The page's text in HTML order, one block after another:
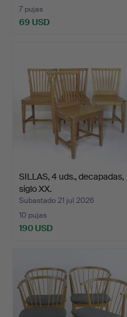
7 pujas
69 USD
SILLAS, 4 uds., decapadas,
siglo XX.
Subastado 21 jul 2026
10 pujas
190 USD